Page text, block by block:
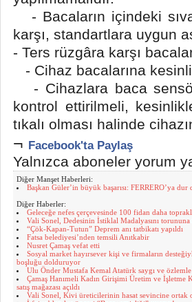
- Bacaların içindeki
karşı, standartlara uygun
- Ters rüzgâra karşı
- Cihaz bacalarına
- Cihazlara baca
kontrol ettirilmeli,
tıkalı olması halinde
¬ Facebook'ta Paylaş
Yalnızca aboneler yorum
Diğer Manşet Haberleri:
Başkan Güler’in büyük başarısı: FERRERO’ya dur
Diğer Haberler:
Geleceğe nefes çerçevesinde 100 fidan daha
Vali Sonel, Dedesinin İstiklal Madalyasını
“Çök-Kapan-Tutun” Deprem anı tatbikatı yapıldı
Fatsa belediyesi’nden temsili Anıtkabir
Nusret Çamaş vefat etti
Sosyal market hayırsever kişi ve firmaların
boşluğu dolduruyor
Ulu Önder Mustafa Kemal Atatürk saygı ve özlemle
Çamaş Hanımeli Kadın Girişimi Üretim ve İşletme
satış mağazası açıldı
Vali Sonel, Kivi üreticilerinin hasat sevincine ortak